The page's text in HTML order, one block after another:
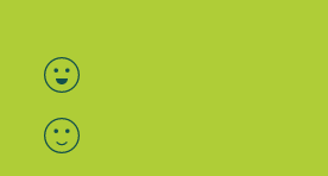
Bewertung auswählen